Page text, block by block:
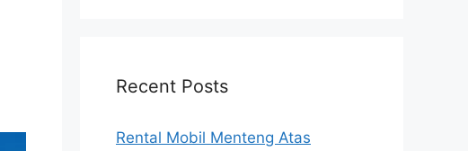
Recent Posts
Rental Mobil Menteng Atas